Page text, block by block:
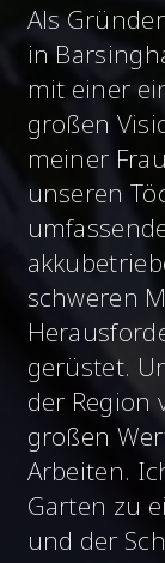
Als
in
mit einer
großen
meiner
unseren
schweren
gerüstet.
der Region
großen
Arbeiten.
Garten zu
und der